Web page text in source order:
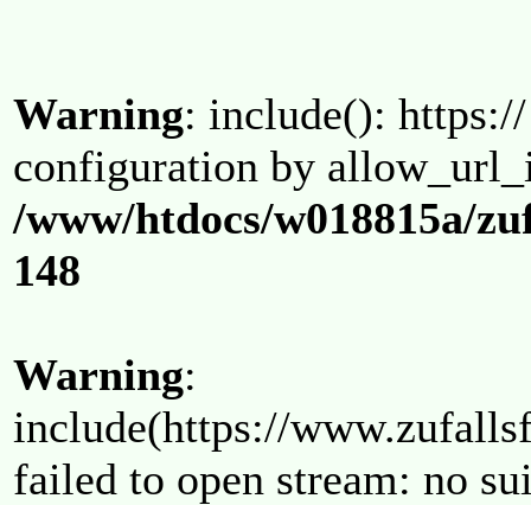
Warning: include():
configuration by
/www/htdocs/w018815a/
148
Warning:
include(https://
failed to open stream: no